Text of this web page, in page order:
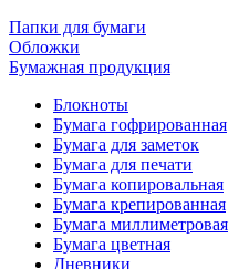
Папки для бумаги
Обложки
Бумажная продукция
Блокноты
Бумага гофрированная
Бумага для заметок
Бумага для печати
Бумага копировальная
Бумага крепированная
Бумага миллиметровая
Бумага цветная
Дневники